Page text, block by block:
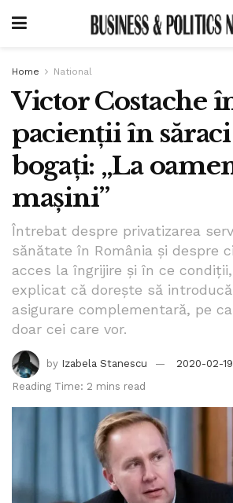
Home National
Victor Costache
pacienții în
bogați: „La
mașini”
Întrebat despre privatizarea
sănătate în România și despre
acces la îngrijire și în ce
explicat că dorește să
asigurare complementară, pe
doar cei care vor.
by Izabela Stanescu
2020-02-19
Reading Time: 2 mins read